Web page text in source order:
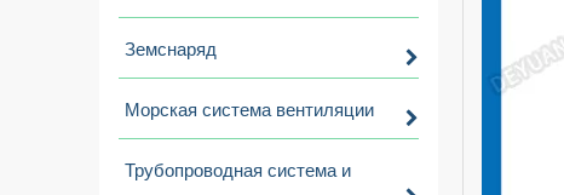
Земснаряд
Морская система вентиляции
Трубопроводная система и